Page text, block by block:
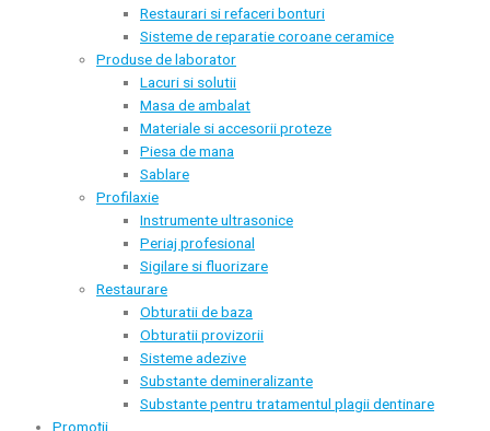
Restaurari si refaceri bonturi
Sisteme de reparatie coroane ceramice
Produse de laborator
Lacuri si solutii
Masa de ambalat
Materiale si accesorii proteze
Piesa de mana
Sablare
Profilaxie
Instrumente ultrasonice
Periaj profesional
Sigilare si fluorizare
Restaurare
Obturatii de baza
Obturatii provizorii
Sisteme adezive
Substante demineralizante
Substante pentru tratamentul plagii dentinare
Promoții